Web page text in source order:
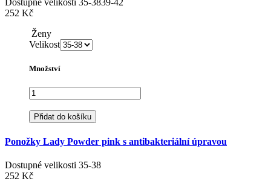
Dostupné velikosti 35-3839-42
252 Kč
Ženy
Velikost
Množství
Přidat do košíku
Ponožky Lady Powder pink s antibakteriální úpravou
Dostupné velikosti 35-38
252 Kč